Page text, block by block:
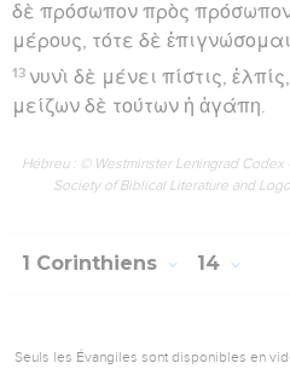
δὲ πρόσωπον πρὸς
μέρους, τότε δὲ
13 νυνὶ δὲ μένει πίστις,
μείζων δὲ τούτων ἡ ἀγάπη.
Hébreu : © Westminster Leningrad Codex
Society of Biblical Literature and
1 Corinthiens 14
Seuls les Évangiles sont disponibles en